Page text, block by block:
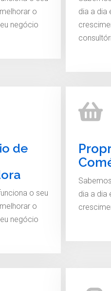
o
negócio
dia a dia
de
o seu
o
negócio
dia a dia